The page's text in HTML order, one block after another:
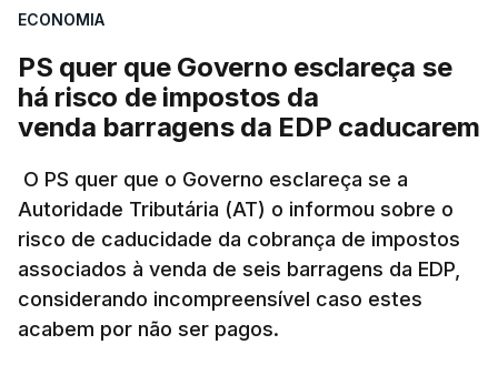
Não há prazos fixados para a conclusão desta
avaliação à Polícia Judiciária.
Do início da polémica com a revelação de obras a
título pessoal, numa propriedade no Alentejo, feitas
pelo mesmo empreiteiro contratado 17 vezes para
obras na Polícia Judiciária (PJ) até aos últimos dias,
em que até do Governo surgiram ordens para mais
inquéritos e averiguações aos seus mandatos à
frente da polícia criminal, Luís Neves está há
praticamente um mês sem sair do topo das
ECONOMIA
PS quer que Governo esclareça se
há risco de impostos da
venda barragens da EDP caducarem
O PS quer que o Governo esclareça se a
Autoridade Tributária (AT) o informou sobre o
risco de caducidade da cobrança de impostos
associados à venda de seis barragens da EDP,
considerando incompreensível caso estes
acabem por não ser pagos.